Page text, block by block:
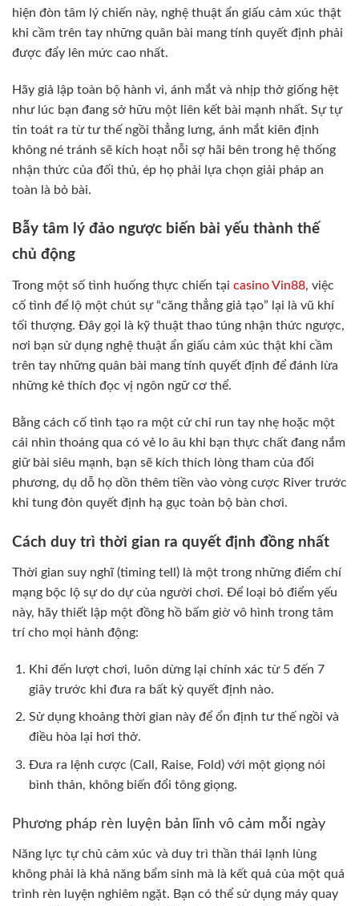
hiện đòn tâm lý chiến này, nghệ thuật ẩn giấu cảm xúc thật
khi cầm trên tay những quân bài mang tính quyết định phải
được đẩy lên mức cao nhất.
Hãy giả lập toàn bộ hành vi, ánh mắt và nhịp thở giống hệt
như lúc bạn đang sở hữu một liên kết bài mạnh nhất. Sự tự
tin toát ra từ tư thế ngồi thẳng lưng, ánh mắt kiên định
không né tránh sẽ kích hoạt nỗi sợ hãi bên trong hệ thống
nhận thức của đối thủ, ép họ phải lựa chọn giải pháp an
toàn là bỏ bài.
Bẫy tâm lý đảo ngược biến bài yếu thành thế
chủ động
Trong một số tình huống thực chiến tại casino Vin88, việc
cố tình để lộ một chút sự “căng thẳng giả tạo” lại là vũ khí
tối thượng. Đây gọi là kỹ thuật thao túng nhận thức ngược,
nơi bạn sử dụng nghệ thuật ẩn giấu cảm xúc thật khi cầm
trên tay những quân bài mang tính quyết định để đánh lừa
những kẻ thích đọc vị ngôn ngữ cơ thể.
Bằng cách cố tình tạo ra một cử chỉ run tay nhẹ hoặc một
cái nhìn thoáng qua có vẻ lo âu khi bạn thực chất đang nắm
giữ bài siêu mạnh, bạn sẽ kích thích lòng tham của đối
phương, dụ dỗ họ dồn thêm tiền vào vòng cược River trước
khi tung đòn quyết định hạ gục toàn bộ bàn chơi.
Cách duy trì thời gian ra quyết định đồng nhất
Thời gian suy nghĩ (timing tell) là một trong những điểm chí
mạng bộc lộ sự do dự của người chơi. Để loại bỏ điểm yếu
này, hãy thiết lập một đồng hồ bấm giờ vô hình trong tâm
trí cho mọi hành động:
Khi đến lượt chơi, luôn dừng lại chính xác từ 5 đến 7
giây trước khi đưa ra bất kỳ quyết định nào.
Sử dụng khoảng thời gian này để ổn định tư thế ngồi và
điều hòa lại hơi thở.
Đưa ra lệnh cược (Call, Raise, Fold) với một giọng nói
bình thản, không biến đổi tông giọng.
Phương pháp rèn luyện bản lĩnh vô cảm mỗi ngày
Năng lực tự chủ cảm xúc và duy trì thần thái lạnh lùng
không phải là khả năng bẩm sinh mà là kết quả của một quá
trình rèn luyện nghiêm ngặt. Bạn có thể sử dụng máy quay